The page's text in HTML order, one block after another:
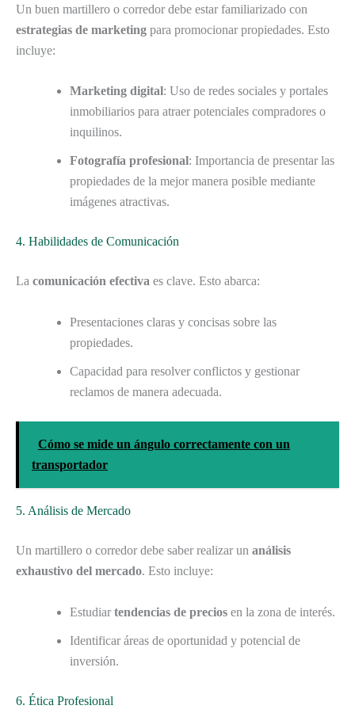
Un buen martillero o corredor debe estar familiarizado con
estrategias de marketing para promocionar propiedades. Esto
incluye:
Marketing digital: Uso de redes sociales y portales
inmobiliarios para atraer potenciales compradores o
inquilinos.
Fotografía profesional: Importancia de presentar las
propiedades de la mejor manera posible mediante
imágenes atractivas.
4. Habilidades de Comunicación
La comunicación efectiva es clave. Esto abarca:
Presentaciones claras y concisas sobre las
propiedades.
Capacidad para resolver conflictos y gestionar
reclamos de manera adecuada.
Cómo se mide un ángulo correctamente con un
transportador
5. Análisis de Mercado
Un martillero o corredor debe saber realizar un análisis
exhaustivo del mercado. Esto incluye:
Estudiar tendencias de precios en la zona de interés.
Identificar áreas de oportunidad y potencial de
inversión.
6. Ética Profesional